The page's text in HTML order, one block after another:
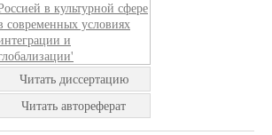
Читать диссертацию
Читать автореферат